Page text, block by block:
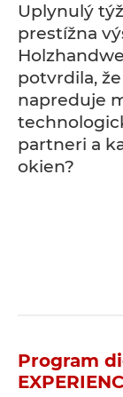
Uplynulý
prestížna
potvrdila,
napreduje
partneri a
okien?
Program